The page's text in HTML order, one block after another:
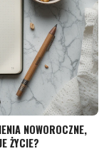
NOWOROCZNE,
ŻYCIE?